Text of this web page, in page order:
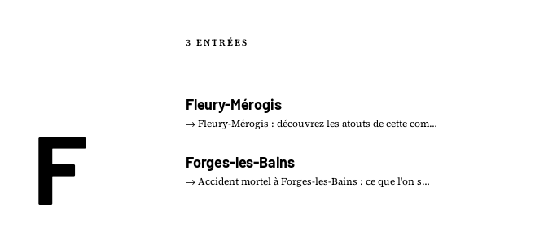
F
3 ENTRÉES
Fleury-Mérogis
→ Fleury-Mérogis : découvrez les atouts de cette com…
Forges-les-Bains
→ Accident mortel à Forges-les-Bains : ce que l'on s…